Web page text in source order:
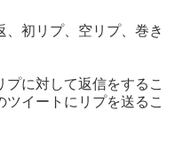
、初リプ、空リプ、巻き
プに対して返信をするこ
イートにリプを送るこ